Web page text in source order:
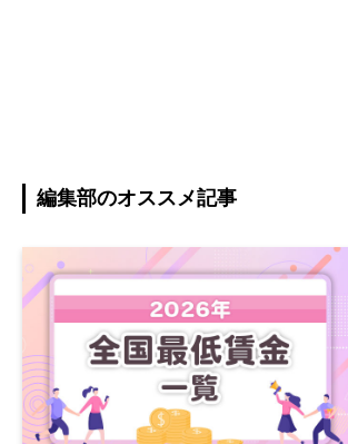
編集部のオススメ記事